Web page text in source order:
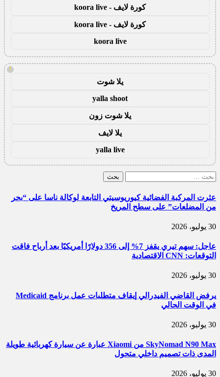
كورة لايف - koora live
كورة لايف - koora live
koora live
!
يلا شوت
yalla shoot
يلا شوت زون
يلا لايف
yalla live
البحث
عثرت المركبة الفضائية كيوريوسيتي التابعة لوكالة ناسا على “بحر
من المضلعات” على سطح المريخ
30 يوليو، 2026
عاجل: سهم تيري يقفز 7% إلى 356 دولارًا أمريكيًا بعد أرباح فاقت
التوقعات: CNN الاقتصادية
30 يوليو، 2026
يرفض القاضي الفيدرالي إيقاف متطلبات عمل برنامج Medicaid
في الوقت الحالي
30 يوليو، 2026
SkyNomad N90 Max من Xiaomi عبارة عن سيارة كهربائية طويلة
المدى ذات تصميم داخلي متحول
30 يوليو، 2026